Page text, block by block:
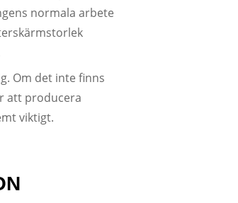
normala arbete
Om det inte finns
att producera
viktigt.